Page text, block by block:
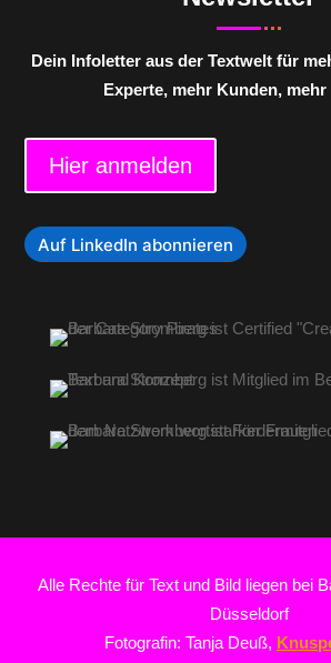
Dein Infoletter aus der Textwelt für
Experte, mehr Kunden, mehr
Hier anmelden
Auf LinkedIn abonnieren
Alle Rechte für Text und Bild liegen bei
Düsseldorf
Fotografin: Tanja Deuß,